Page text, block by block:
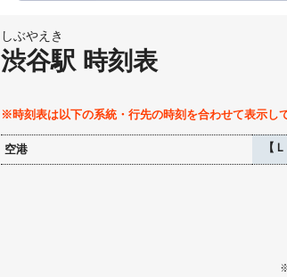
しぶやえき
渋谷駅 時刻表
※時刻表は以下の系統・行先の時刻を合わせて表示し
空港 【